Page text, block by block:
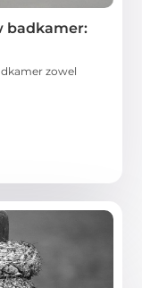
badkamer:
zowel